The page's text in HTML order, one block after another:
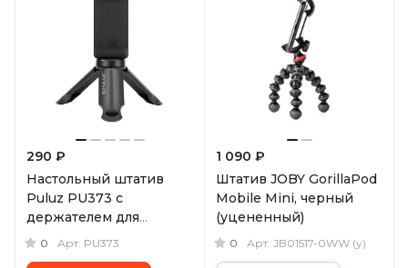
290 ₽
Настольный штатив
Puluz PU373 с
держателем для
смартфона
0 Арт. PU373
1 090 ₽
Штатив JOBY GorillaPod
Mobile Mini, черный
(уцененный)
0 Арт. JB01517-0WW (у)